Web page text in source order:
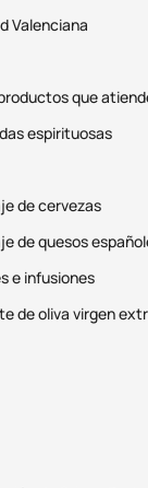
Valenciana
que
espirituosas
de cervezas
de quesos
e infusiones
de oliva virgen